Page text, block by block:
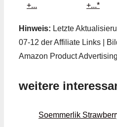
+...*
Hinweis: Letzte
07-12 der Affiliate Links |
Amazon Product Advertising
weitere
Soemmerlik